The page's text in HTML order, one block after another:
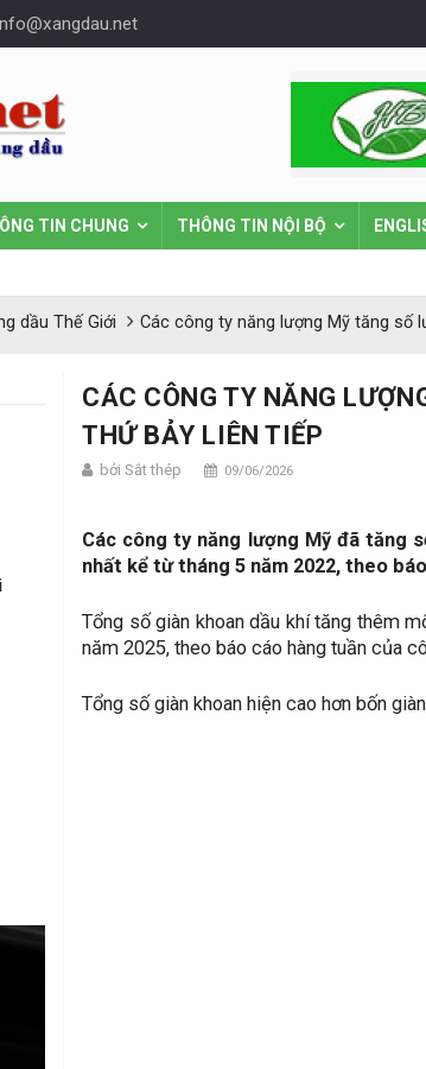
TIN CHUNG THÔNG TIN NỘI BỘ
dầu Thế Giới Các công ty năng lượng Mỹ tăng số
CÁC CÔNG TY NĂNG
THỨ BẢY LIÊN TIẾP
bởi Sắt thép 09/06/2026
Các công ty năng lượng Mỹ đã tăng
nhất kể từ tháng 5 năm 2022, theo
Tổng số giàn khoan dầu khí tăng thêm
năm 2025, theo báo cáo hàng tuần của
Tổng số giàn khoan hiện cao hơn bốn